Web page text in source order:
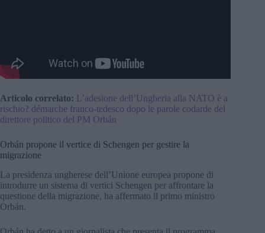
Articolo correlato: L’adesione dell’Ungheria alla NATO è a
rischio? démarche franco-tedesco dopo le parole codarde del
direttore politico del PM Orbán
Orbán propone il vertice di Schengen per gestire la
migrazione
La presidenza ungherese dell’Unione europea propone di
introdurre un sistema di vertici Schengen per affrontare la
questione della migrazione, ha affermato il primo ministro
Orbán.